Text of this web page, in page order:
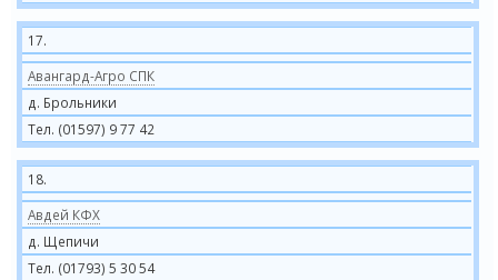
17.
Авангард-Агро СПК
д. Брольники
Тел. (01597) 9 77 42
18.
Авдей КФХ
д. Щепичи
Тел. (01793) 5 30 54